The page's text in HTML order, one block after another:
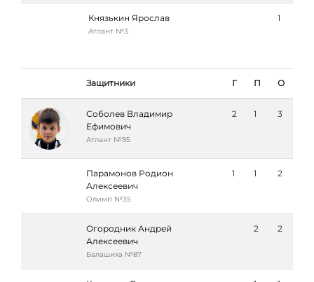
Князькин Ярослав
Атлант №3
1
Защитники Г П О
Соболев Владимир
Ефимович
Атлант №95
2 1 3
Парамонов Родион
Алексеевич
Олимп №35
1 1 2
Огородник Андрей
Алексеевич
Балашиха №87
2 2